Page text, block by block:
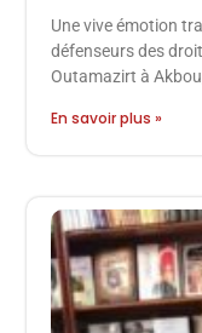
Une vive émotion
défenseurs des
Outamazirt à
En savoir plus »